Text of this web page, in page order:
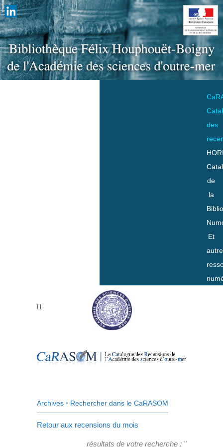
des
de
la
Et
Archives • Rechercher dans le CaRASOM
Retour aux recensions du mois
résultats de votre recherche : "